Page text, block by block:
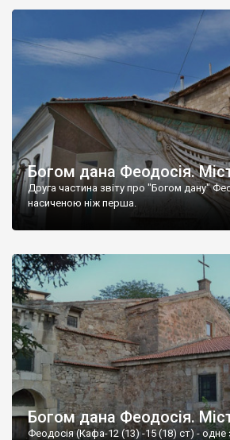
Богом дана Феодосія.
Друга частина звіту про "Богом дану"
насиченою ніж перша.
Богом дана Феодосія.
Феодосія (Кафа-12 (13) -15 (18) ст) - одне